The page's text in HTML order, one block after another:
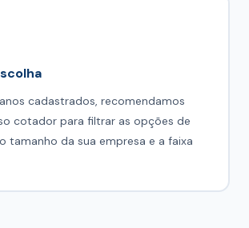
cadastrados, recomendamos
cotador para filtrar as opções de
tamanho da sua empresa e a faixa